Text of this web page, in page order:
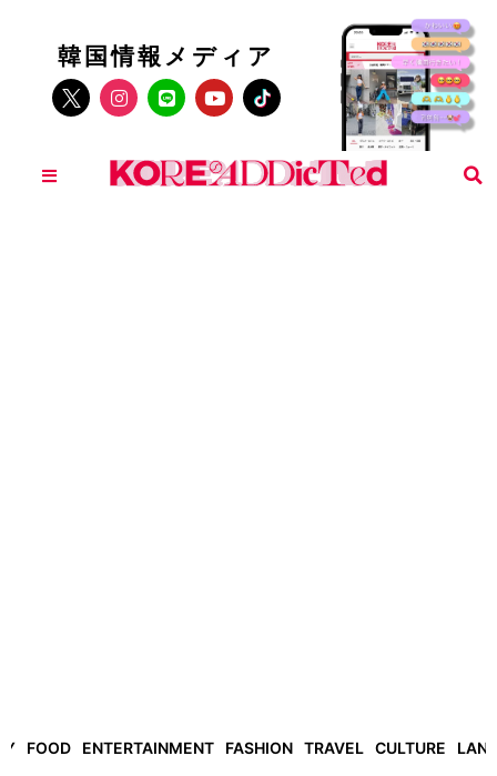
韓国情報メディア
FOOD ENTERTAINMENT FASHION TRAVEL CULTURE